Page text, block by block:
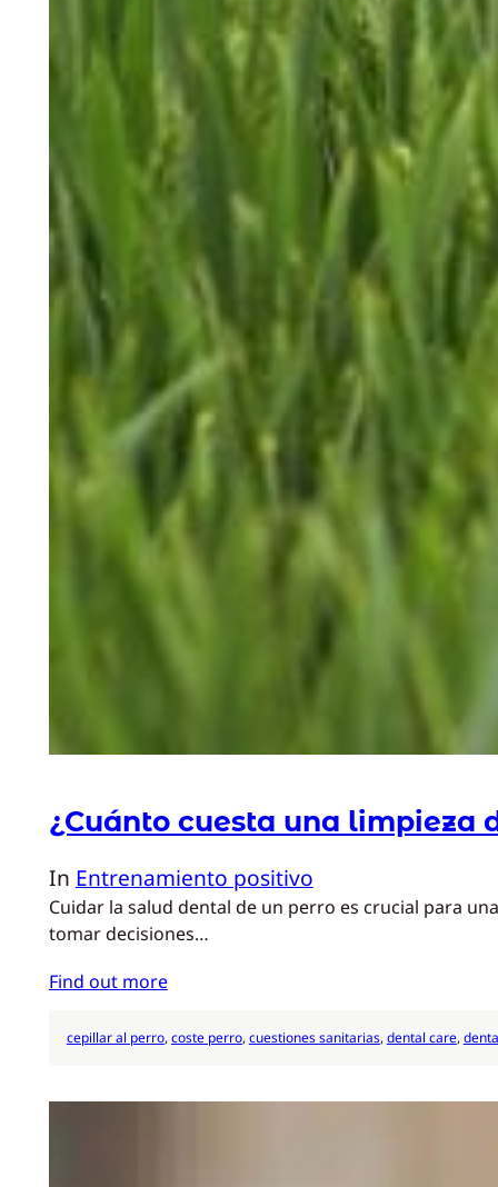
¿Cuánto cuesta una limpieza
In Entrenamiento positivo
Cuidar la salud dental de un perro es crucial para
tomar decisiones…
Find out more
cepillar al perro, coste perro, cuestiones sanitarias, dental care,